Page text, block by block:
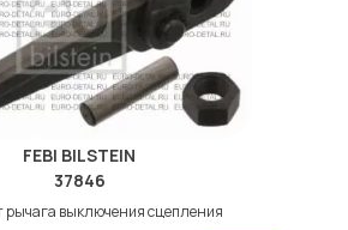
FEBI BILSTEIN
37846
рычага выключения сцепления